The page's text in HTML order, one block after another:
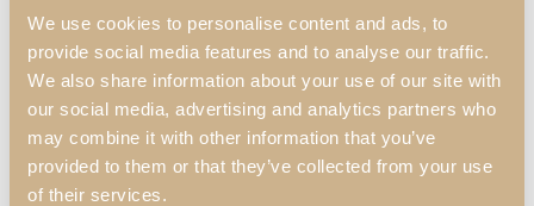
We use cookies to personalise content and ads, to
provide social media features and to analyse our traffic.
We also share information about your use of our site with
our social media, advertising and analytics partners who
may combine it with other information that you’ve
provided to them or that they’ve collected from your use
of their services.